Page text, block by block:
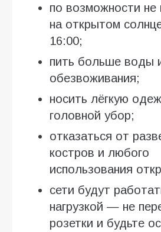
по возможности не
на открытом
16:00;
пить больше воды
обезвоживания;
носить лёгкую
головной убор;
отказаться от
костров и любого
использования
сети будут
нагрузкой — не
розетки и будьте